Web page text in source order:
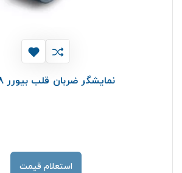
نمایشگر ضربان قلب بیورر PM58
استعلام قیمت